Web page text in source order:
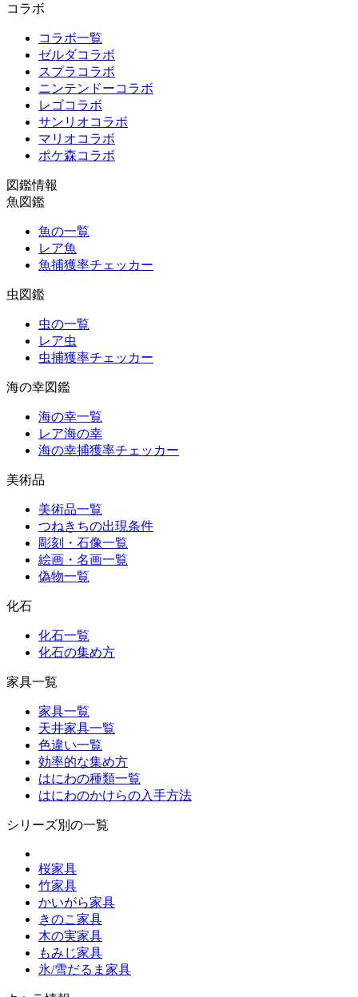
コラボ
コラボ一覧
ゼルダコラボ
スプラコラボ
ニンテンドーコラボ
レゴコラボ
サンリオコラボ
マリオコラボ
ポケ森コラボ
図鑑情報
魚図鑑
魚の一覧
レア魚
魚捕獲率チェッカー
虫図鑑
虫の一覧
レア虫
虫捕獲率チェッカー
海の幸図鑑
海の幸一覧
レア海の幸
海の幸捕獲率チェッカー
美術品
美術品一覧
つねきちの出現条件
彫刻・石像一覧
絵画・名画一覧
偽物一覧
化石
化石一覧
化石の集め方
家具一覧
家具一覧
天井家具一覧
色違い一覧
効率的な集め方
はにわの種類一覧
はにわのかけらの入手方法
シリーズ別の一覧
桜家具
竹家具
かいがら家具
きのこ家具
木の実家具
もみじ家具
氷/雪だるま家具